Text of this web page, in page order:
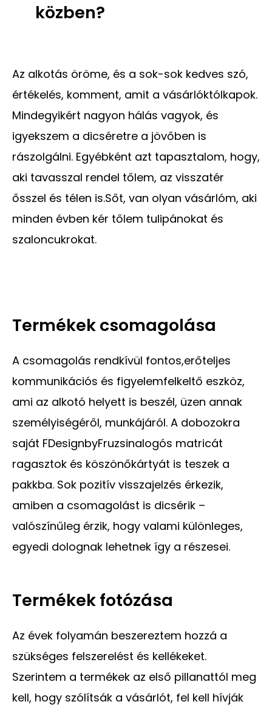
közben?
Az alkotás öröme, és a sok-sok kedves szó,
értékelés, komment, amit a vásárlóktólkapok.
Mindegyikért nagyon hálás vagyok, és
igyekszem a dicséretre a jövőben is
rászolgálni. Egyébként azt tapasztalom, hogy,
aki tavasszal rendel tőlem, az visszatér
ősszel és télen is.Sőt, van olyan vásárlóm, aki
minden évben kér tőlem tulipánokat és
szaloncukrokat.
Termékek csomagolása
A csomagolás rendkívül fontos,erőteljes
kommunikációs és figyelemfelkeltő eszköz,
ami az alkotó helyett is beszél, üzen annak
személyiségéről, munkájáról. A dobozokra
saját FDesignbyFruzsinalogós matricát
ragasztok és köszönőkártyát is teszek a
pakkba. Sok pozitív visszajelzés érkezik,
amiben a csomagolást is dicsérik –
valószínűleg érzik, hogy valami különleges,
egyedi dolognak lehetnek így a részesei.
Termékek fotózása
Az évek folyamán beszereztem hozzá a
szükséges felszerelést és kellékeket.
Szerintem a termékek az első pillanattól meg
kell, hogy szólítsák a vásárlót, fel kell hívják